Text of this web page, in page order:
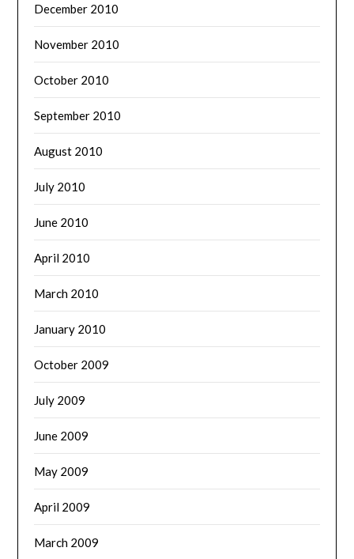
December 2010
November 2010
October 2010
September 2010
August 2010
July 2010
June 2010
April 2010
March 2010
January 2010
October 2009
July 2009
June 2009
May 2009
April 2009
March 2009